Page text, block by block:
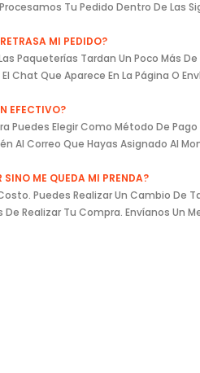
Tu Pedido Dentro De Las
MI PEDIDO?
Paqueterías Tardan Un Poco Más
El Chat Que Aparece En La Página O
EFECTIVO?
Puedes Elegir Como Método De
Al Correo Que Hayas Asignado Al
SINO ME QUEDA MI PRENDA?
Puedes Realizar Un Cambio De
De Realizar Tu Compra. Envíanos Un